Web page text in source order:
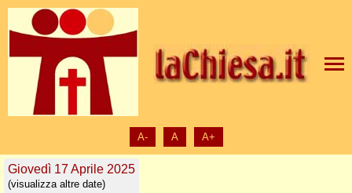
A- A A+
Giovedì 17 Aprile 2025
(visualizza altre date)